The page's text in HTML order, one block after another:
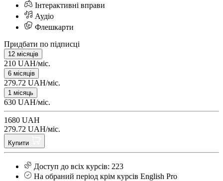
Інтерактивні вправи
Аудіо
Флешкарти
Придбати по підписці
12 місяців
210 UAH/міс.
6 місяців
279.72 UAH/міс.
1 місяць
630 UAH/міс.
1680 UAH
279.72 UAH/міс.
Купити
Доступ до всіх курсів: 223
На обраний період крім курсів English Pro